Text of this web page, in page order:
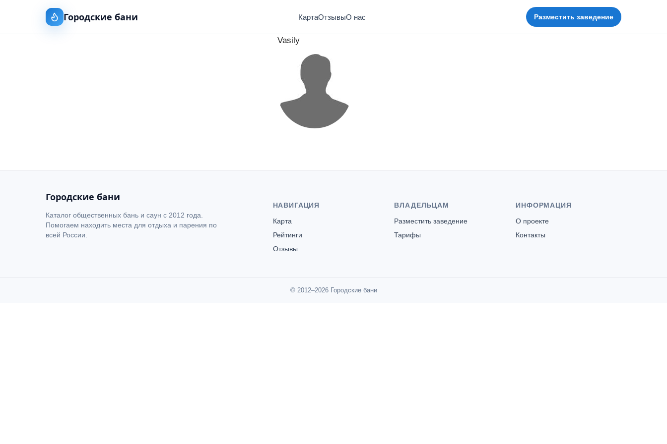
Городские бани КартаОтзывыО нас Разместить заведение
Vasily
Городские бани
Каталог общественных бань и саун с 2012 года.
Помогаем находить места для отдыха и парения по
всей России.
НАВИГАЦИЯ
Карта
Рейтинги
Отзывы
ВЛАДЕЛЬЦАМ
Разместить заведение
Тарифы
ИНФОРМАЦИЯ
О проекте
Контакты
© 2012–2026 Городские бани